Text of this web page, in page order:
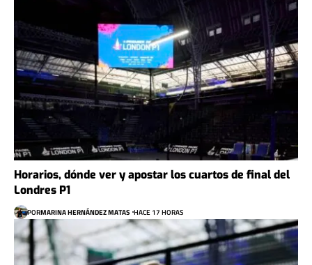
Horarios, dónde ver y apostar los cuartos de final del
Londres P1
PORMARINA HERNÁNDEZ MATAS HACE 17 HORAS